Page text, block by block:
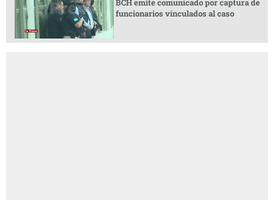
BCH emite comunicado por captura de
funcionarios vinculados al caso